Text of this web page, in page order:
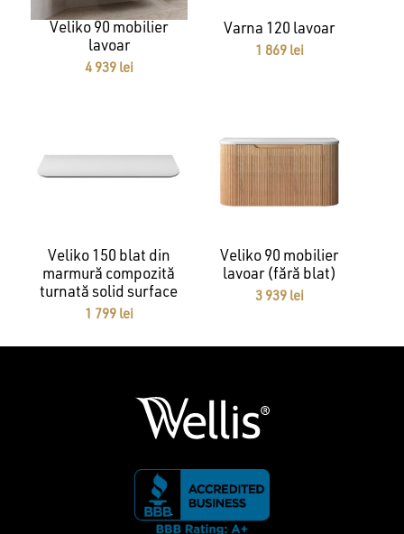
Veliko 90 mobilier
lavoar
4 939 lei
Varna 120 lavoar
1 869 lei
Veliko 150 blat din
marmură compozită
turnată solid surface
1 799 lei
Veliko 90 mobilier
lavoar (fără blat)
3 939 lei